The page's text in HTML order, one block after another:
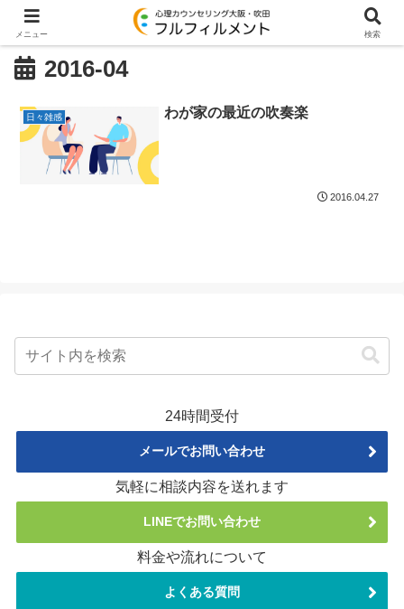
2016-04
日々雑感 わが家の最近の吹奏楽
2016.04.27
24時間受付
メールでお問い合わせ
気軽に相談内容を送れます
LINEでお問い合わせ
料金や流れについて
よくある質問
メニュー 検索